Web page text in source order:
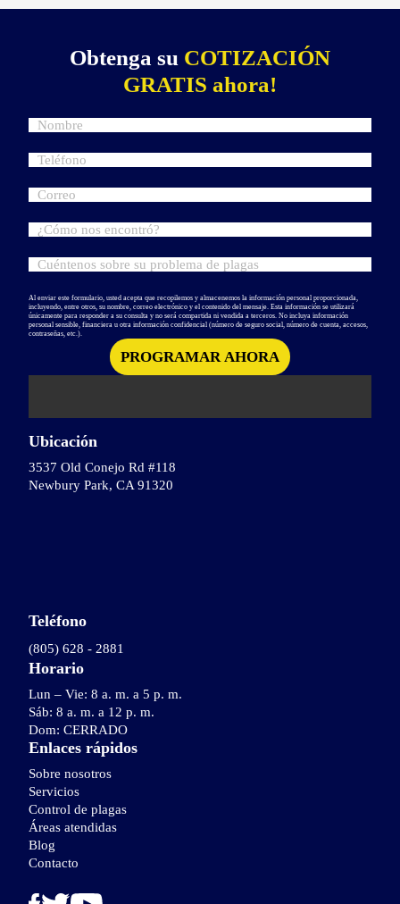
Ubicación
3537 Old Conejo Rd #118
Newbury Park, CA 91320
Teléfono
(805) 628 - 2881
Horario
Lun – Vie: 8 a. m. a 5 p. m.
Sáb: 8 a. m. a 12 p. m.
Dom: CERRADO
Enlaces rápidos
Sobre nosotros
Servicios
Control de plagas
Áreas atendidas
Blog
Contacto
Obtenga su COTIZACIÓN
GRATIS ahora!
Al enviar este formulario, usted acepta que recopilemos y almacenemos la información personal proporcionada,
incluyendo, entre otros, su nombre, correo electrónico y el contenido del mensaje. Esta información se utilizará
únicamente para responder a su consulta y no será compartida ni vendida a terceros. No incluya información
personal sensible, financiera u otra información confidencial (número de seguro social, número de cuenta, accesos,
contraseñas, etc.).